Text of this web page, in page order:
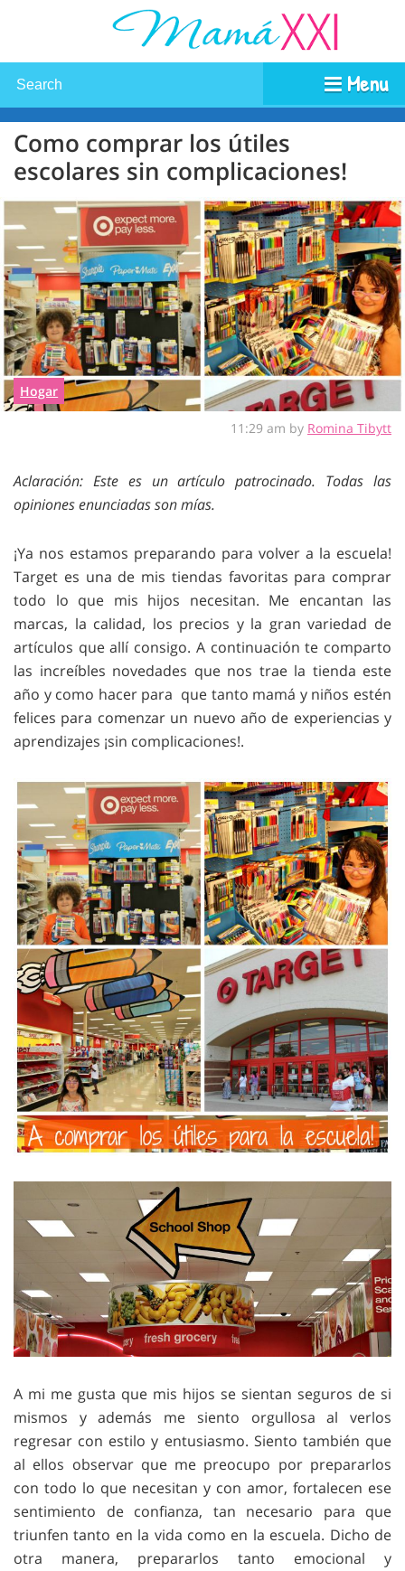
Menu
Como comprar los útiles
escolares sin complicaciones!
Hogar
11:29 am by Romina Tibytt
Aclaración: Este es un artículo patrocinado. Todas las
opiniones enunciadas son mías.
¡Ya nos estamos preparando para volver a la escuela!
Target es una de mis tiendas favoritas para comprar
todo lo que mis hijos necesitan. Me encantan las
marcas, la calidad, los precios y la gran variedad de
artículos que allí consigo. A continuación te comparto
las increíbles novedades que nos trae la tienda este
año y como hacer para que tanto mamá y niños estén
felices para comenzar un nuevo año de experiencias y
aprendizajes ¡sin complicaciones!.
A mi me gusta que mis hijos se sientan seguros de si
mismos y además me siento orgullosa al verlos
regresar con estilo y entusiasmo. Siento también que
al ellos observar que me preocupo por prepararlos
con todo lo que necesitan y con amor, fortalecen ese
sentimiento de confianza, tan necesario para que
triunfen tanto en la vida como en la escuela. Dicho de
otra manera, prepararlos tanto emocional y